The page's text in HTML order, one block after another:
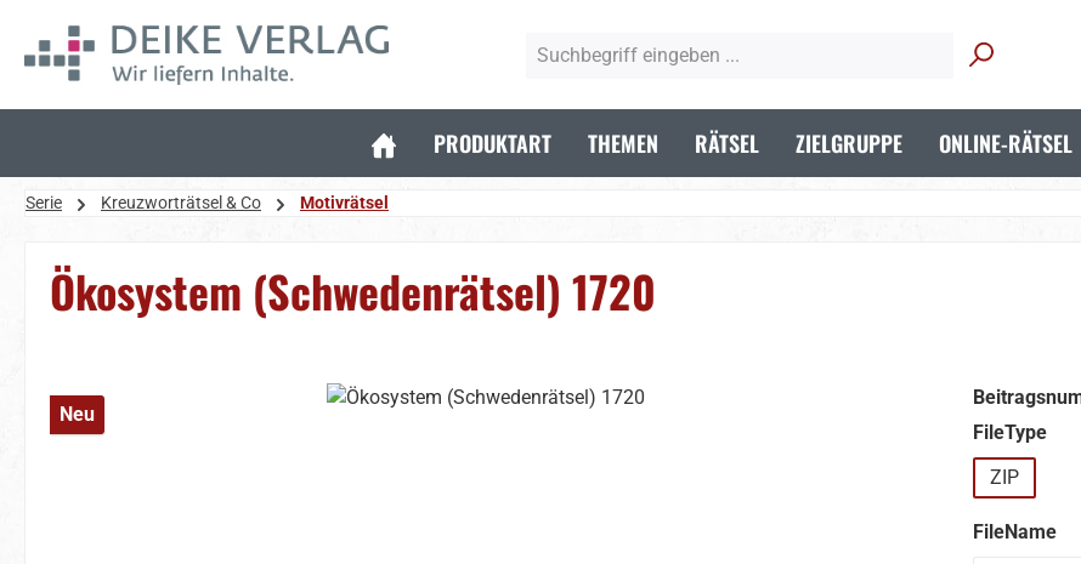
Hauptinhalt springen
Zur Suche springen
Zur Hauptnavigation springen
PRODUKTART THEMEN RÄTSEL ZIELGRUPPE ONLINE-RÄTSEL
Serie Kreuzworträtsel & Co Motivrätsel
Ökosystem (Schwedenrätsel) 1720
Bildergalerie überspringen
Neu
FileType
ZIP
FileName